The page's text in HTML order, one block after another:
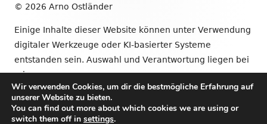
© 2026 Arno Ostländer
Einige Inhalte dieser Website können unter Verwendung
digitaler Werkzeuge oder KI-basierter Systeme
entstanden sein. Auswahl und Verantwortung liegen bei
mir.
•VerwendetTiny Framework
Wir verwenden Cookies, um dir die bestmögliche Erfahrung auf
unserer Website zu bieten.
You can find out more about which cookies we are using or
switch them off in settings.